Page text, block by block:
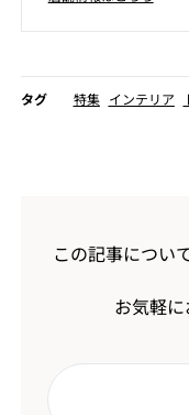
タグ 特集 インテリア
この記事につい
お気軽に